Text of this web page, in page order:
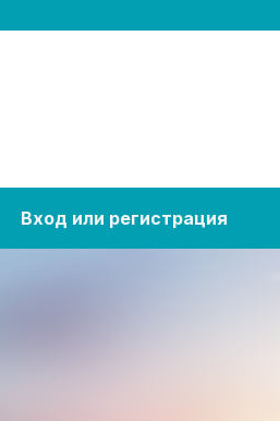
Вход или регистрация